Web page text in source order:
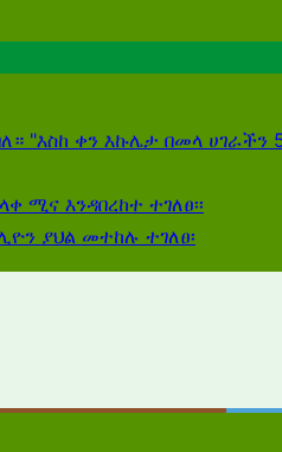
"እስከ ቀን እኩሌታ በመላ
ሚና እንዳበረከተ ተገለፀ፡፡
ያህል መተከሉ ተገለፀ፡